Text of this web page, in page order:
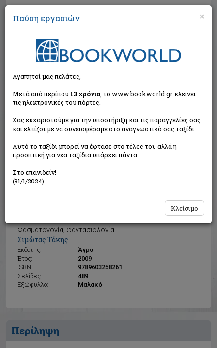
Αναζήτηση
Φασματογονία, φαντασιολογία
Σιμώτας Τάκης
Εκδότης:
Άγρα
Έτος:
2009
ISBN:
9789603258261
Σελίδες:
489
Εξώφυλλο:
Μαλακό
Η τιμή μας:€19,53
Δεν υπάρχει δυνατότητα παραγγελίας
Περίληψη
×
Παύση εργασιών
Αγαπητοί μας πελάτες,
Μετά από περίπου 13 χρόνια, το www.bookworld.gr κλείνει
τις ηλεκτρονικές του πόρτες.
Σας ευχαριστούμε για την υποστήριξη και τις παραγγελίες σας
και ελπίζουμε να συνεισφέραμε στο αναγνωστικό σας ταξίδι.
Αυτό το ταξίδι μπορεί να έφτασε στο τέλος του αλλά η
προοπτική για νέα ταξίδια υπάρχει πάντα.
Στο επανιδείν!
(31/1/2024)
Κλείσιμο